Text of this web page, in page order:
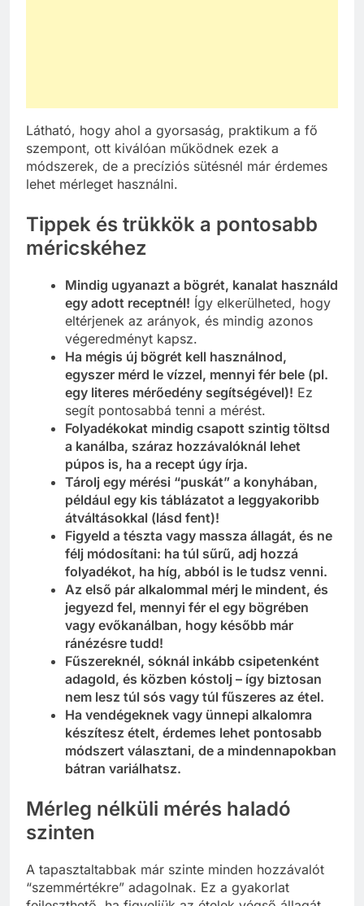
Látható, hogy ahol a gyorsaság, praktikum a fő
szempont, ott kiválóan működnek ezek a
módszerek, de a precíziós sütésnél már érdemes
lehet mérleget használni.
Tippek és trükkök a pontosabb
méricskéhez
Mindig ugyanazt a bögrét, kanalat használd
egy adott receptnél! Így elkerülheted, hogy
eltérjenek az arányok, és mindig azonos
végeredményt kapsz.
Ha mégis új bögrét kell használnod,
egyszer mérd le vízzel, mennyi fér bele (pl.
egy literes mérőedény segítségével)! Ez
segít pontosabbá tenni a mérést.
Folyadékokat mindig csapott szintig töltsd
a kanálba, száraz hozzávalóknál lehet
púpos is, ha a recept úgy írja.
Tárolj egy mérési “puskát” a konyhában,
például egy kis táblázatot a leggyakoribb
átváltásokkal (lásd fent)!
Figyeld a tészta vagy massza állagát, és ne
félj módosítani: ha túl sűrű, adj hozzá
folyadékot, ha híg, abból is le tudsz venni.
Az első pár alkalommal mérj le mindent, és
jegyezd fel, mennyi fér el egy bögrében
vagy evőkanálban, hogy később már
ránézésre tudd!
Fűszereknél, sóknál inkább csipetenként
adagold, és közben kóstolj – így biztosan
nem lesz túl sós vagy túl fűszeres az étel.
Ha vendégeknek vagy ünnepi alkalomra
készítesz ételt, érdemes lehet pontosabb
módszert választani, de a mindennapokban
bátran variálhatsz.
Mérleg nélküli mérés haladó
szinten
A tapasztaltabbak már szinte minden hozzávalót
“szemmértékre” adagolnak. Ez a gyakorlat